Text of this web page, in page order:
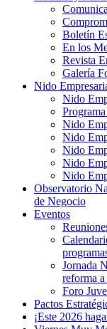
Boletín
En los
Revista
Galería
Nido
Nido
Nido
Nido
Nido
Nido
Nido
Observatorio
de Negocio
Eventos
Jornada
reforma
Foro
Pactos
¡Este 2026